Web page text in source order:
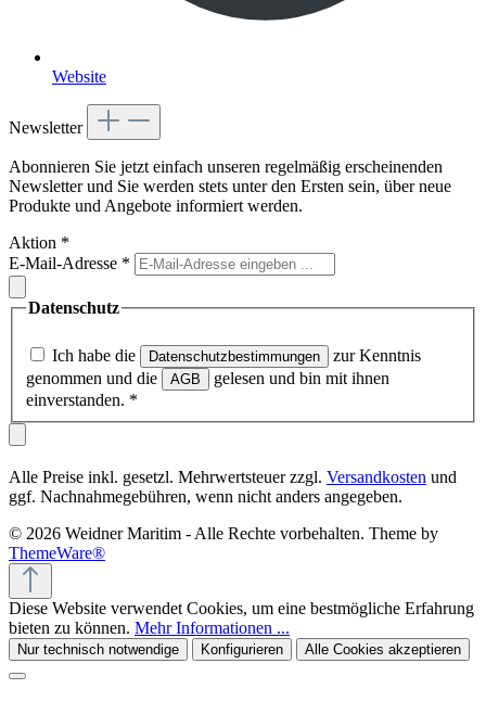
Website
Newsletter
Abonnieren Sie jetzt einfach unseren regelmäßig erscheinenden
Newsletter und Sie werden stets unter den Ersten sein, über neue
Produkte und Angebote informiert werden.
Aktion *
E-Mail-Adresse *
Datenschutz
Ich habe die Datenschutzbestimmungen
zur Kenntnis
genommen und die
AGB
gelesen und bin mit ihnen
einverstanden. *
Alle Preise inkl. gesetzl. Mehrwertsteuer zzgl. Versandkosten und
ggf. Nachnahmegebühren, wenn nicht anders angegeben.
© 2026 Weidner Maritim - Alle Rechte vorbehalten. Theme by
ThemeWare®
Diese Website verwendet Cookies, um eine bestmögliche Erfahrung
bieten zu können. Mehr Informationen ...
Nur technisch notwendige Konfigurieren Alle Cookies akzeptieren